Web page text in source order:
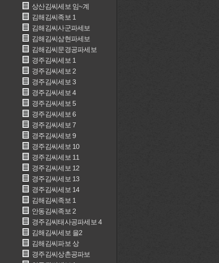
상산김씨세보 임~계
김해김씨족보 1
김해김씨사군파세보
김해김씨삼현파세보
김해김씨문경공파세보
경주김씨세보 1
경주김씨세보 2
경주김씨세보 3
경주김씨세보 4
경주김씨세보 5
경주김씨세보 6
경주김씨세보 7
경주김씨세보 9
경주김씨세보 10
경주김씨세보 11
경주김씨세보 12
경주김씨세보 13
경주김씨세보 14
김해김씨족보 1
안동김씨족보 2
경주김씨태사공파세보 4
김해김씨세보 을2
김해김씨파보 상
경주김씨상촌공파보